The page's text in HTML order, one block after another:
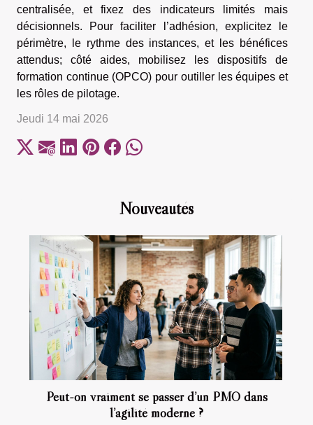
centralisée, et fixez des indicateurs limités mais
décisionnels. Pour faciliter l’adhésion, explicitez le
périmètre, le rythme des instances, et les bénéfices
attendus; côté aides, mobilisez les dispositifs de
formation continue (OPCO) pour outiller les équipes et
les rôles de pilotage.
Jeudi 14 mai 2026
Nouveautés
Peut-on vraiment se passer d’un PMO dans
l’agilité moderne ?